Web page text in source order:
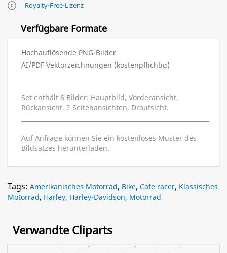
Royalty-Free-Lizenz
Verfügbare Formate
Hochauflösende PNG-Bilder
AI/PDF Vektorzeichnungen (kostenpflichtig)
Set enthält 6 Bilder: Hauptbild, Vorderansicht,
Rückansicht, 2 Seitenansichten, Draufsicht.
Auf Anfrage können Sie ein kostenloses Muster des
Bildsatzes herunterladen.
Tags: Amerikanisches Motorrad, Bike, Cafe racer, Klassisches
Motorrad, Harley, Harley-Davidson, Motorrad
Verwandte Cliparts